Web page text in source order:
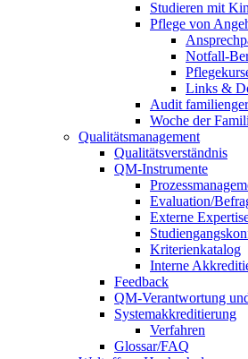
Studieren mit
Pflege von
Notfall-
Links &
Audit
Woche der
Qualitätsmanagement
Qualitätsverständnis
QM-Instrumente
Evaluation/
Externe
Kriterienkatalog
Interne
Feedback
QM-Verantwortung
Systemakkreditierung
Verfahren
Glossar/FAQ